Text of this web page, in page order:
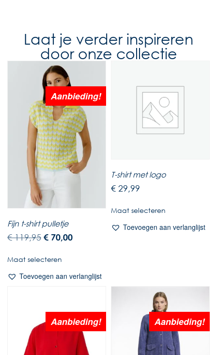
Laat je verder inspireren
door onze collectie
Aanbieding!
Fijn t-shirt pulletje
€119,95 € 70,00
Maat selecteren
Toevoegen aan verlanglijst
T-shirt met logo
€ 29,99
Maat selecteren
Toevoegen aan verlanglijst
Aanbieding! Aanbieding!